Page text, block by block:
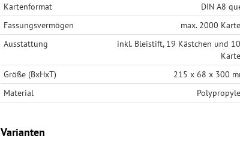
Kartenformat
DIN A8
Fassungsvermögen
max. 2000
Ausstattung
inkl. Bleistift, 19 Kästchen und
Größe (BxHxT)
215 x 68 x 300
Material
Varianten